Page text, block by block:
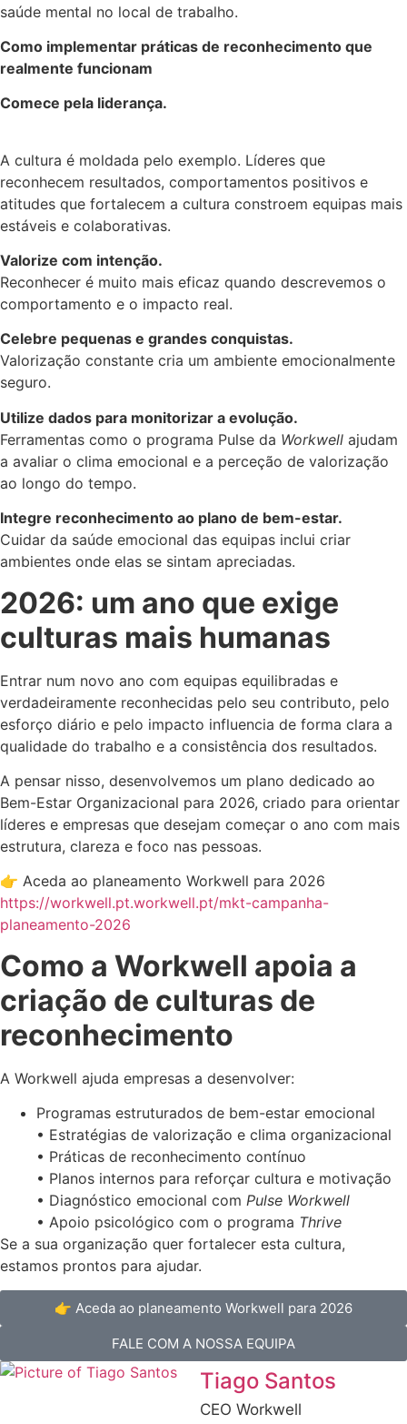
saúde mental no local de trabalho.
Como implementar práticas de reconhecimento que
realmente funcionam
Comece pela liderança.
A cultura é moldada pelo exemplo. Líderes que
reconhecem resultados, comportamentos positivos e
atitudes que fortalecem a cultura constroem equipas mais
estáveis e colaborativas.
Valorize com intenção.
Reconhecer é muito mais eficaz quando descrevemos o
comportamento e o impacto real.
Celebre pequenas e grandes conquistas.
Valorização constante cria um ambiente emocionalmente
seguro.
Utilize dados para monitorizar a evolução.
Ferramentas como o programa Pulse da Workwell ajudam
a avaliar o clima emocional e a perceção de valorização
ao longo do tempo.
Integre reconhecimento ao plano de bem-estar.
Cuidar da saúde emocional das equipas inclui criar
ambientes onde elas se sintam apreciadas.
2026: um ano que exige
culturas mais humanas
Entrar num novo ano com equipas equilibradas e
verdadeiramente reconhecidas pelo seu contributo, pelo
esforço diário e pelo impacto influencia de forma clara a
qualidade do trabalho e a consistência dos resultados.
A pensar nisso, desenvolvemos um plano dedicado ao
Bem-Estar Organizacional para 2026, criado para orientar
líderes e empresas que desejam começar o ano com mais
estrutura, clareza e foco nas pessoas.
👉 Aceda ao planeamento Workwell para 2026
https://workwell.pt.workwell.pt/mkt-campanha-
planeamento-2026
Como a Workwell apoia a
criação de culturas de
reconhecimento
A Workwell ajuda empresas a desenvolver:
Programas estruturados de bem-estar emocional
• Estratégias de valorização e clima organizacional
• Práticas de reconhecimento contínuo
• Planos internos para reforçar cultura e motivação
• Diagnóstico emocional com Pulse Workwell
• Apoio psicológico com o programa Thrive
Se a sua organização quer fortalecer esta cultura,
estamos prontos para ajudar.
👉 Aceda ao planeamento Workwell para 2026
FALE COM A NOSSA EQUIPA
Tiago Santos
CEO Workwell